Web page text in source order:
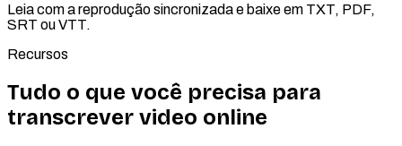
Leia com a reprodução sincronizada e baixe em TXT, PDF,
SRT ou VTT.
Recursos
Tudo o que você precisa para
transcrever video online